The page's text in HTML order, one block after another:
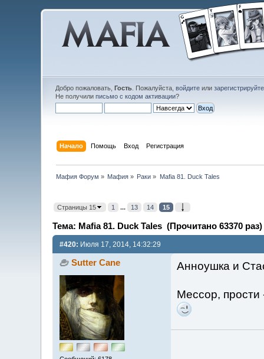
Добро пожаловать, Гость. Пожалуйста, войдитеили
Не получили письмо с кодом активации?
Начало Помощь Вход Регистрация
Мафия Форум » Мафия » Раки » Mafia 81. Duck Tales
Страницы 15 1 ... 13 14 15
Тема: Mafia 81. Duck Tales (Прочитано 63370 раз)
#420: Июля 17, 2014, 14:32:29
Sutter Cane Анноушка и
Мессор,